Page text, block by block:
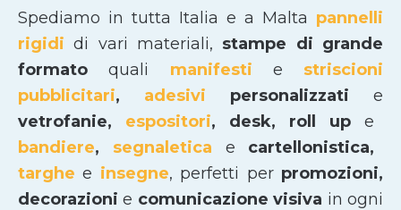
Spediamo in tutta Italia e a Malta pannelli
rigididi vari materiali, stampe di grande
formatoquali manifesti e striscioni
pubblicitari, adesivi personalizzati e
vetrofanie, espositori, desk, roll up e
bandiere, segnaletica e cartellonistica,
targhee insegne, perfetti per promozioni,
decorazionie comunicazione visiva in ogni